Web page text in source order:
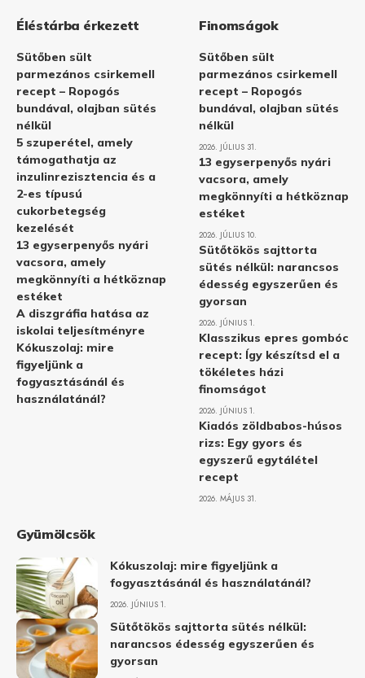
Éléstárba érkezett
Sütőben sült
parmezános csirkemell
recept – Ropogós
bundával, olajban sütés
nélkül
5 szuperétel, amely
támogathatja az
inzulinrezisztencia és a
2-es típusú
cukorbetegség
kezelését
13 egyserpenyős nyári
vacsora, amely
megkönnyíti a hétköznap
estéket
A diszgráfia hatása az
iskolai teljesítményre
Kókuszolaj: mire
figyeljünk a
fogyasztásánál és
használatánál?
Finomságok
Sütőben sült
parmezános csirkemell
recept – Ropogós
bundával, olajban sütés
nélkül
2026. JÚLIUS 31.
13 egyserpenyős nyári
vacsora, amely
megkönnyíti a hétköznap
estéket
2026. JÚLIUS 10.
Sütőtökös sajttorta
sütés nélkül: narancsos
édesség egyszerűen és
gyorsan
2026. JÚNIUS 1.
Klasszikus epres gombóc
recept: Így készítsd el a
tökéletes házi
finomságot
2026. JÚNIUS 1.
Kiadós zöldbabos-húsos
rizs: Egy gyors és
egyszerű egytálétel
recept
2026. MÁJUS 31.
Gyümölcsök
Kókuszolaj: mire figyeljünk a
fogyasztásánál és használatánál?
2026. JÚNIUS 1.
Sütőtökös sajttorta sütés nélkül:
narancsos édesség egyszerűen és
gyorsan